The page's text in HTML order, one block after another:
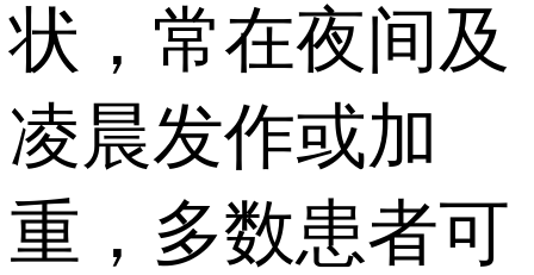
状，常在夜间及
凌晨发作或加
重，多数患者可